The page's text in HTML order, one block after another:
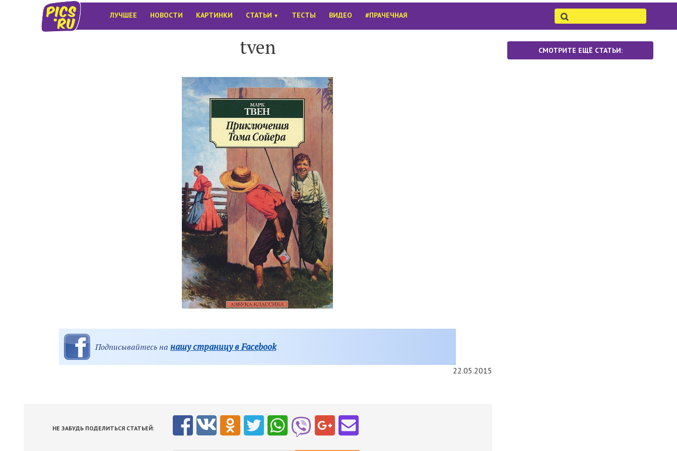
ЛУЧШЕЕ НОВОСТИ КАРТИНКИ СТАТЬИ ▼ ТЕСТЫ ВИДЕО #ПРАЧЕЧНАЯ
tven
Подписывайтесь на нашу страницу в Facebook
22.05.2015
НЕ ЗАБУДЬ ПОДЕЛИТЬСЯ СТАТЬЕЙ:
СМОТРИТЕ ЕЩЁ СТАТЬИ: